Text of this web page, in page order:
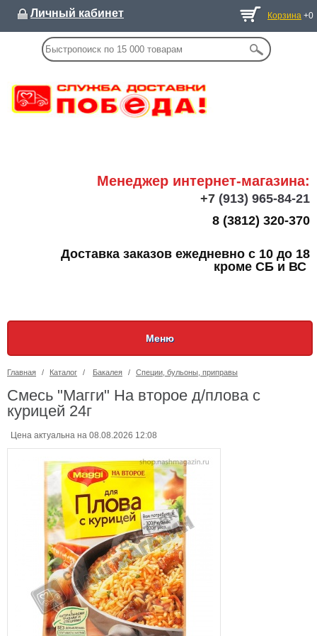
Личный кабинет Корзина +0
Менеджер интернет-магазина:
+7 (913) 965-84-21
8 (3812) 320-370
Доставка заказов ежедневно с 10 до 18
кроме СБ и ВС
Меню
Главная / Каталог / Бакалея / Специи, бульоны, приправы
Смесь "Магги" На второе д/плова с
курицей 24г
Цена актуальна на 08.08.2026 12:08